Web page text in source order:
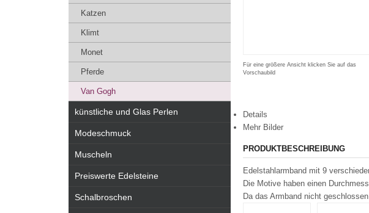
Für eine größere Ansicht klicken Sie auf das
Vorschaubild
Details
Mehr Bilder
PRODUKTBESCHREIBUNG
Edelstahlarmband mit 9
Die Motive haben einen
Da das Armband nicht
Katzen
Klimt
Monet
Pferde
Van Gogh
künstliche und Glas Perlen
Modeschmuck
Muscheln
Preiswerte Edelsteine
Schalbroschen